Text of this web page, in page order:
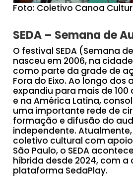
Foto: Coletivo Canoa
SEDA – Semana de
O festival SEDA (Semana
nasceu em 2006, na
como parte da grade de
Fora do Eixo. Ao longo dos
expandiu para mais de 100
e na América Latina,
uma importante rede de
formação e difusão do
independente.
coletivo cultural com
São Paulo, o SEDA
híbrida desde 2024, com a
plataforma SedaPlay.